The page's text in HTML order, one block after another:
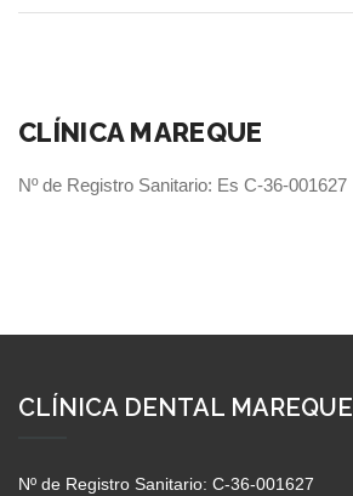
CLÍNICA MAREQUE
Nº de Registro Sanitario: Es C-36-001627
CLÍNICA DENTAL MAREQUE
Nº de Registro Sanitario: C-36-001627